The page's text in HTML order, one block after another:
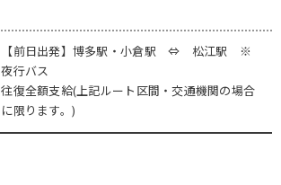
【前日出発】博多駅・小倉駅 ⇔ 松江駅 ※
夜行バス
往復全額支給(上記ルート区間・交通機関の場合
に限ります。)